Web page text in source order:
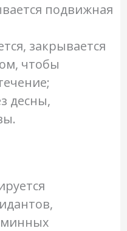
подвижная
закрывается
чтобы
десны,